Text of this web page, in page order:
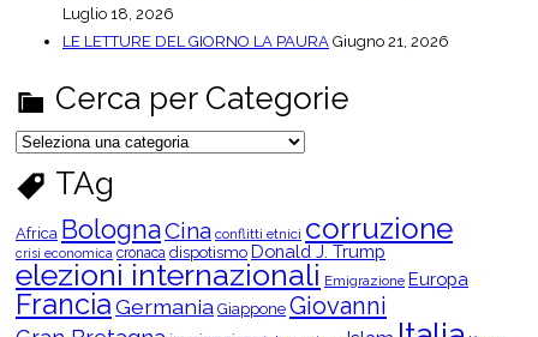
Luglio 18, 2026
LE LETTURE DEL GIORNO LA PAURA Giugno 21, 2026
Cerca per Categorie
C
e
c
a
e
r
C
a
t
e
g
TAg
Africa BolognaCina conflitti etnici corruzione
crisi economica cronaca dispotismo Donald J. Trump
elezioni internazionali Emigrazione Europa
FranciaGermania Giappone Giovanni